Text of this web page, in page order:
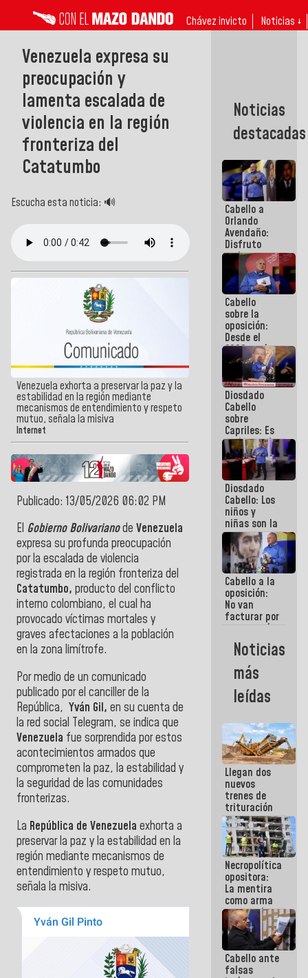
Chávez invicto Noticias ↓
Venezuela expresa su
preocupación y
lamenta escalada de
violencia en la región
fronteriza del
Catatumbo
Escucha esta noticia: 🔊
Venezuela exhorta a preservar la paz y la
estabilidad en la región mediante
mecanismos de entendimiento y respeto
mutuo, señala la misiva
Internet
Publicado: 13/05/2026 06:02 PM
El Gobierno Bolivarianode Venezuela
expresa su profunda preocupación
por la escalada de violencia
registrada en la región fronteriza del
Catatumbo, producto del conflicto
interno colombiano, el cual ha
provocado víctimas mortales y
graves afectaciones a la población
en la zona limítrofe.
Por medio de un comunicado
publicado por el canciller de la
República, Yván Gil, en su cuenta de
la red social Telegram, se indica que
Venezuela fue sorprendida por estos
acontecimientos armados que
comprometen la paz, la estabilidad y
la seguridad de las comunidades
fronterizas.
La República de Venezuela exhorta a
preservar la paz y la estabilidad en la
región mediante mecanismos de
entendimiento y respeto mutuo,
señala la misiva.
Noticias
destacadas
Cabello a
Orlando
Avendaño:
Disfruto
cada vez
que escribes
porque lo
que haces
es
embarrarla
Cabello
sobre la
oposición:
Desde el
2002 están
intentando
quemar el
país ante la
ausencia de
políticos
verdaderos
Diosdado
Cabello
sobre
Capriles: Es
un inmoral
de la
política
Diosdado
Cabello: Los
niños y
niñas son la
razon
fundamental
de lo que
estamos
haciendo
Cabello a la
oposición:
No van
facturar por
cuenta mía,
factura el
que yo
quiera (+Con
el Mazo
Dando)
Noticias
más
leídas
Llegan dos
nuevos
trenes de
trituración
para
optimizar
manejo de
escombros
en La Guaira
Necropolítica
opositora:
La mentira
como arma
contra el
Pueblo
Cabello ante
falsas